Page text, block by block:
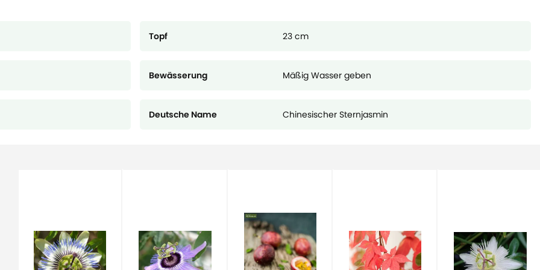
Topf 23 cm
Bewässerung Mäßig Wasser geben
Deutsche Name Chinesischer Sternjasmin